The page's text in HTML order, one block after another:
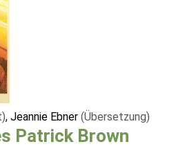
, Jeannie Ebner (Übersetzung)
Patrick Brown